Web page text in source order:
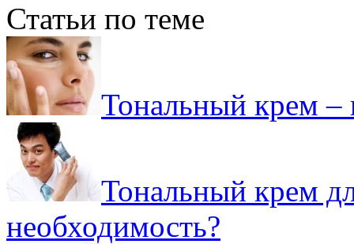
Статьи по теме
Тональный крем –
Тональный крем
необходимость?